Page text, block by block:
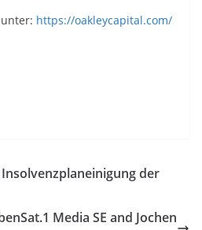
https://oakleycapital.com/
der
Media SE and Jochen